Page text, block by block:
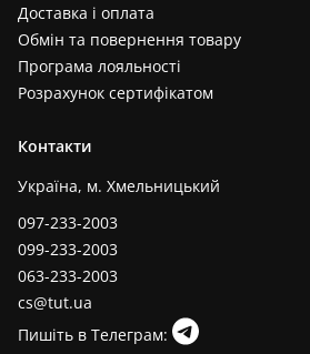
Доставка і оплата
Обмін та повернення товару
Програма лояльності
Розрахунок сертифікатом
Контакти
Україна, м. Хмельницький
097-233-2003
099-233-2003
063-233-2003
cs@tut.ua
Пишіть в Телеграм: